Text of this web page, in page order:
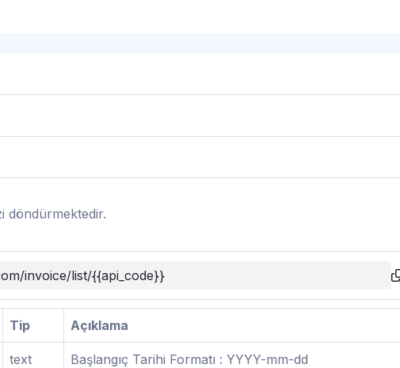
döndürmektedir.
invoice/list/{{api_code}}
Tip Açıklama
text Başlangıç Tarihi Formatı : YYYY-mm-dd